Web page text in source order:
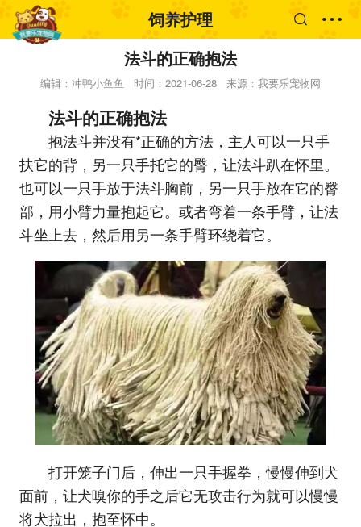
饲养护理
法斗的正确抱法
编辑：冲鸭小鱼鱼 时间：2021-06-28 来源：我要乐宠物网
法斗的正确抱法
抱法斗并没有*正确的方法，主人可以一只手
扶它的背，另一只手托它的臀，让法斗趴在怀里。
也可以一只手放于法斗胸前，另一只手放在它的臀
部，用小臂力量抱起它。或者弯着一条手臂，让法
斗坐上去，然后用另一条手臂环绕着它。
打开笼子门后，伸出一只手握拳，慢慢伸到犬
面前，让犬嗅你的手之后它无攻击行为就可以慢慢
将犬拉出，抱至怀中。